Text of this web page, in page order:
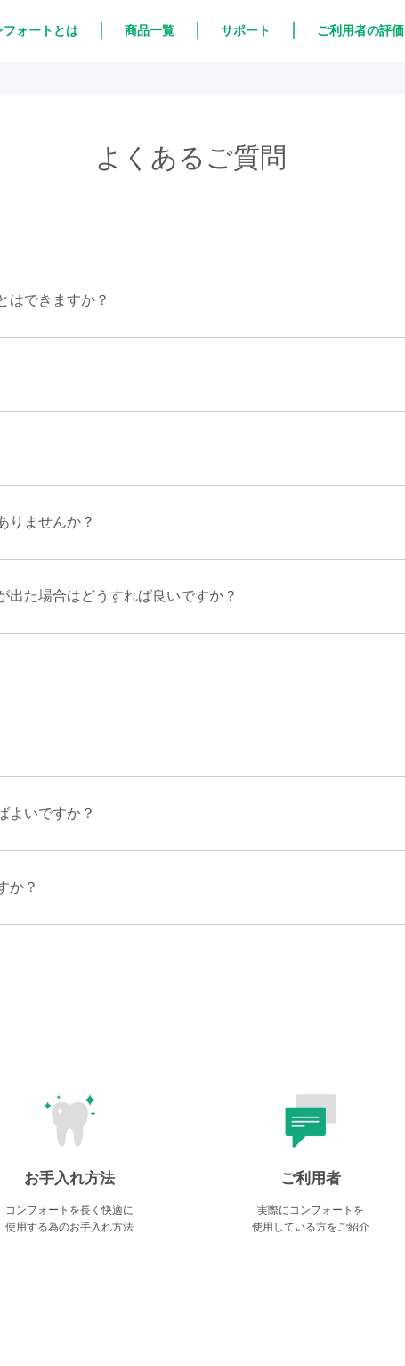
フォートとは 商品一覧 サポート ご利用者の評価
よくあるご質問
はできますか？
りませんか？
出た場合はどうすれば良いですか？
よいですか？
か？
お手入れ方法
コンフォートを長く快適に
使用する為のお手入れ方法
ご利用者
実際にコンフォートを
使用している方をご紹介